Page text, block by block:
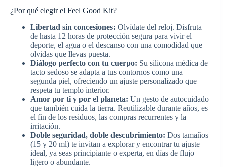
¿Por qué elegir el Feel Good Kit?
Libertad sin concesiones: Olvídate del reloj. Disfruta
de hasta 12 horas de protección segura para vivir el
deporte, el agua o el descanso con una comodidad que
olvidas que llevas puesta.
Diálogo perfecto con tu cuerpo: Su silicona médica de
tacto sedoso se adapta a tus contornos como una
segunda piel, ofreciendo un ajuste personalizado que
respeta tu templo interior.
Amor por ti y por el planeta: Un gesto de autocuidado
que también cuida la tierra. Reutilizable durante años, es
el fin de los residuos, las compras recurrentes y la
irritación.
Doble seguridad, doble descubrimiento: Dos tamaños
(15 y 20 ml) te invitan a explorar y encontrar tu ajuste
ideal, ya seas principiante o experta, en días de flujo
ligero o abundante.